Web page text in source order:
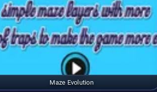
Maze Evolution